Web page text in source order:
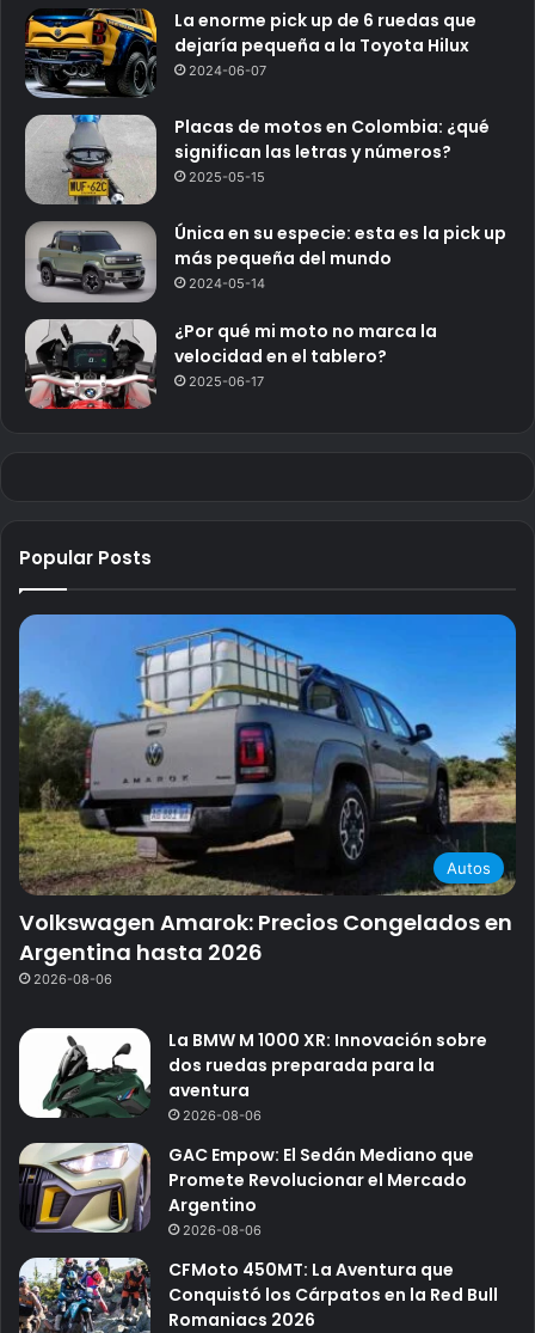
La enorme pick up de 6 ruedas que
dejaría pequeña a la Toyota Hilux
2024-06-07
Placas de motos en Colombia: ¿qué
significan las letras y números?
2025-05-15
Única en su especie: esta es la pick up
más pequeña del mundo
2024-05-14
¿Por qué mi moto no marca la
velocidad en el tablero?
2025-06-17
Popular Posts
Autos
Volkswagen Amarok: Precios Congelados en
Argentina hasta 2026
2026-08-06
La BMW M 1000 XR: Innovación sobre
dos ruedas preparada para la
aventura
2026-08-06
GAC Empow: El Sedán Mediano que
Promete Revolucionar el Mercado
Argentino
2026-08-06
CFMoto 450MT: La Aventura que
Conquistó los Cárpatos en la Red Bull
Romaniacs 2026